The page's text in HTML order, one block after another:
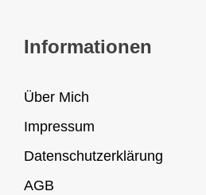
Informationen
Über Mich
Impressum
Datenschutzerklärung
AGB